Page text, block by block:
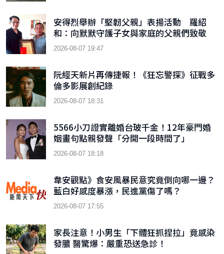
安得烈舉辦「堅韌父親」表揚活動 羅紹
和：向默默守護子女與家庭的父親們致敬
2026-08-07 19:47
阮經天新片再傳捷報！《狂忘警探》征戰多
倫多影展創紀錄
2026-08-07 18:31
5566小刀證實離婚台玻千金！12年豪門婚
姻畫句點親發聲「分開一段時間了」
2026-08-07 18:18
韋安觀點》食安風暴民意究竟倒向哪一邊？
藍白好感度暴漲，民進黨傷了嗎？
2026-08-07 17:55
家長注意！小男生「下體狂抓捏拉」竟感染
發膿 醫驚爆：嚴重恐送急診！